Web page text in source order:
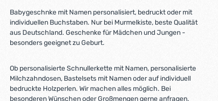
Babygeschnke mit Namen personalisiert, bedruckt oder mit
individuellen Buchstaben. Nur bei Murmelkiste, beste Qualität
aus Deutschland. Geschenke für Mädchen und Jungen -
besonders geeignet zu Geburt.
Ob personalisierte Schnullerkette mit Namen, personalisierte
Milchzahndosen, Bastelsets mit Namen oder auf individuell
bedruckte Holzperlen. Wir machen alles möglich. Bei
besonderen Wünschen oder Großmengen gerne anfragen.